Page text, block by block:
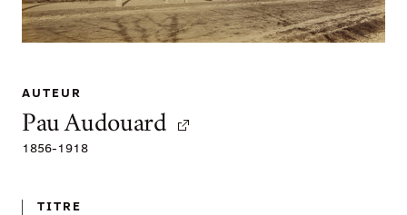
AUTEUR
Pau Audouard
1856-1918
TITRE